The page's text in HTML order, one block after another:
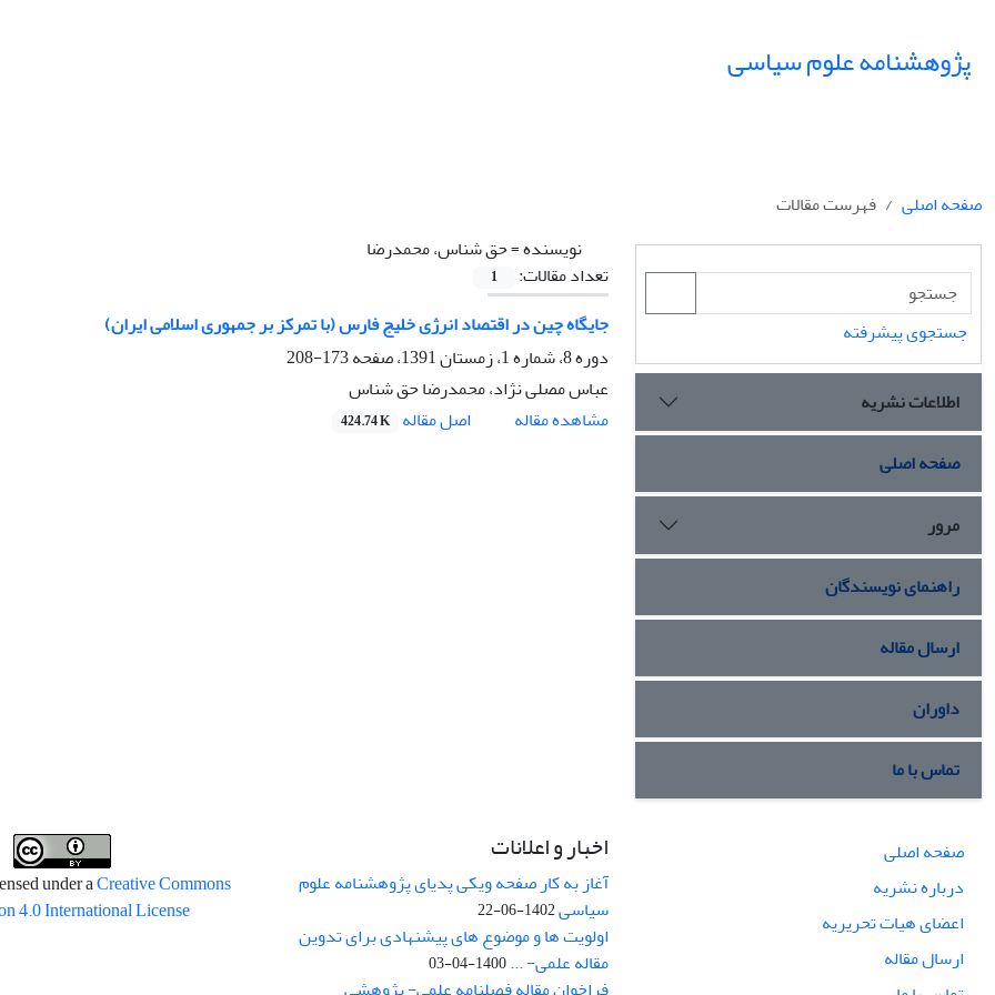
پژوهشنامه علوم سیاسی
صفحه اصلی
فهرست مقالات
نویسنده =حق شناس، محمدرضا
تعداد مقالات:
1
جایگاه چین در اقتصاد انرژی خلیج فارس (با تمرکز بر جمهوری اسلامی ایران)
دوره 8، شماره 1، زمستان 1391، صفحه
173-208
عباس مصلی نژاد، محمدرضا حق شناس
مشاهده مقاله
اصل مقاله 424.74 K
جستجوی پیشرفته
اطلاعات نشریه
صفحه اصلی
مرور
راهنمای نویسندگان
ارسال مقاله
داوران
تماس با ما
صفحه اصلی
درباره نشریه
اعضای هیات تحریریه
ارسال مقاله
اخبار و اعلانات
آغاز به کار صفحه ویکی پدیای پژوهشنامه علوم
سیاسی1402-06-22
اولویت ها و موضوع های پیشنهادی برای تدوین
مقاله علمی- ...1400-04-03
under aCreative Commons
4.0 International License